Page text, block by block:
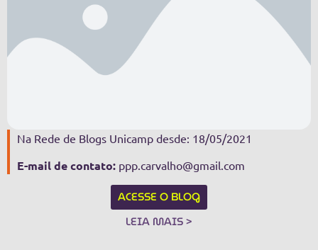
Na Rede de Blogs Unicamp desde: 18/05/2021
E-mail de contato: ppp.carvalho@gmail.com
ACESSE O BLOG
LEIA MAIS >